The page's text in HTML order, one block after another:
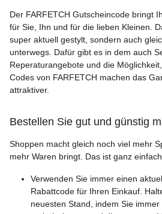
Der FARFETCH Gutscheincode bringt
für Sie, Ihn und für die lieben Kleinen.
super aktuell gestylt, sondern auch
unterwegs. Dafür gibt es in dem auch
Reperaturangebote und die
Codes von FARFETCH machen das
attraktiver.
Bestellen Sie gut und günstig
Shoppen macht gleich noch viel mehr
mehr Waren bringt. Das ist ganz
Verwenden Sie immer einen
Rabattcode für Ihren Einkauf.
neuesten Stand, indem Sie